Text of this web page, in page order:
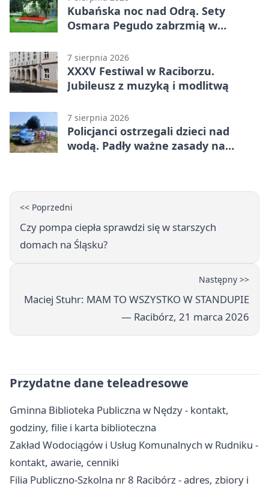
Kubańska noc nad Odrą. Sety
Osmara Pegudo zabrzmią w
7 sierpnia 2026
XXXV Festiwal w Raciborzu.
Jubileusz z muzyką i modlitwą
7 sierpnia 2026
Policjanci ostrzegali dzieci nad
wodą. Padły ważne zasady na
<< Poprzedni
Czy pompa ciepła sprawdzi się w starszych
domach na Śląsku?
Następny >>
Maciej Stuhr: MAM TO WSZYSTKO W STANDUPIE
— Racibórz, 21 marca 2026
Przydatne dane teleadresowe
Gminna Biblioteka Publiczna w Nędzy - kontakt,
godziny, filie i karta biblioteczna
Zakład Wodociągów i Usług Komunalnych w Rudniku -
kontakt, awarie, cenniki
Filia Publiczno-Szkolna nr 8 Racibórz - adres, zbiory i